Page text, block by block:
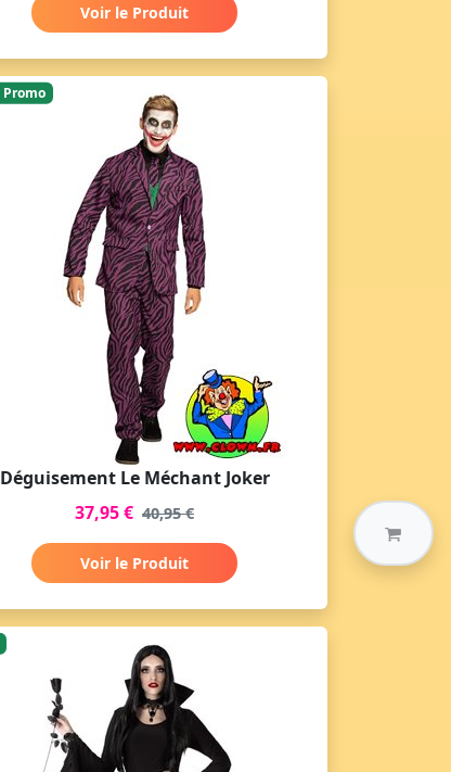
Voir le Produit
Promo
Déguisement Le Méchant Joker
37,95 € 40,95 €
Voir le Produit